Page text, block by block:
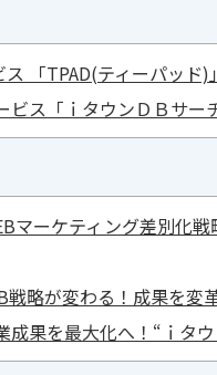
「TPAD(ティーパッド)
ビス「ｉタウンＤＢサー
マーケティング差別化
略が変わる！成果を変
果を最大化へ！“ｉタ